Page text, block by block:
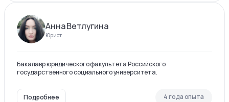
Анна Ветлугина
Юрист
Бакалавр юридического факультета Российского
государственного социального университета.
Подробнее 4 года опыта